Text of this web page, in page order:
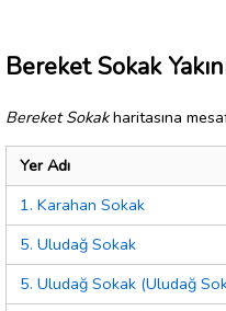
Bereket Sokak
Bereket Sokakharitasına
Yer Adı
1. Karahan Sokak
5. Uludağ Sokak
5. Uludağ Sokak (Uludağ